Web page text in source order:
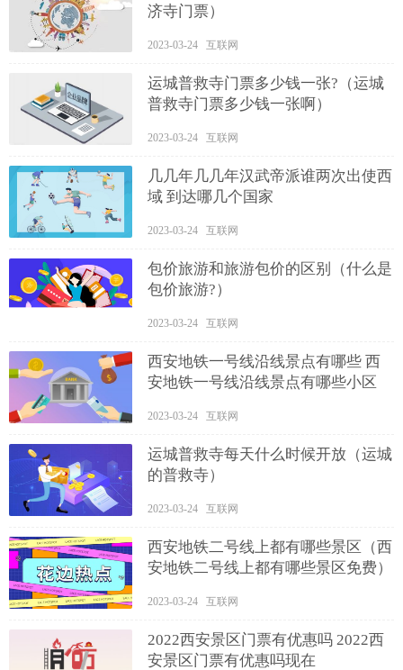
济寺门票）
2023-03-24 互联网
运城普救寺门票多少钱一张?（运城
普救寺门票多少钱一张啊）
2023-03-24 互联网
几几年几几年汉武帝派谁两次出使西
域 到达哪几个国家
2023-03-24 互联网
包价旅游和旅游包价的区别（什么是
包价旅游?）
2023-03-24 互联网
西安地铁一号线沿线景点有哪些 西
安地铁一号线沿线景点有哪些小区
2023-03-24 互联网
运城普救寺每天什么时候开放（运城
的普救寺）
2023-03-24 互联网
西安地铁二号线上都有哪些景区（西
安地铁二号线上都有哪些景区免费）
2023-03-24 互联网
2022西安景区门票有优惠吗 2022西
安景区门票有优惠吗现在